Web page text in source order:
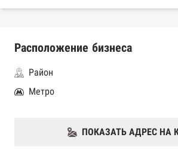
Расположение бизнеса
Район
Метро
ПОКАЗАТЬ АДРЕС НА